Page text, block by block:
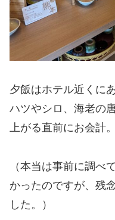
夕飯はホテル近くに
ハツやシロ、海老の
上がる直前にお会計。
（本当は事前に調べ
かったのですが、残
した。）